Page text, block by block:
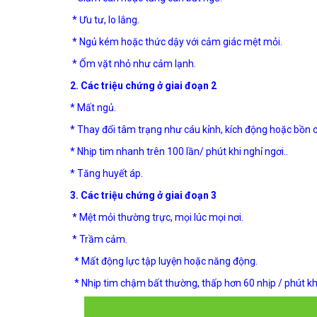
* Ưu tư, lo lắng.
* Ngủ kém hoặc thức dậy với cảm giác mệt mỏi.
* Ốm vặt nhỏ như cảm lạnh.
2. Các triệu chứng ở giai đoạn 2
* Mất ngủ.
* Thay đổi tâm trạng như cáu kỉnh, kích động hoặc bồn
* Nhịp tim nhanh trên 100 lần/ phút khi nghỉ ngơi..
* Tăng huyết áp.
3. Các triệu chứng ở giai đoạn 3
* Mệt mỏi thường trực, mọi lúc mọi nơi.
* Trầm cảm.
* Mất động lực tập luyện hoặc năng động.
* Nhịp tim chậm bất thường, thấp hơn 60 nhịp / phút